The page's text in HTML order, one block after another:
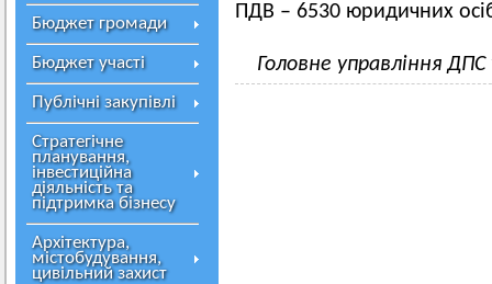
Бюджет громади
Бюджет участі
Публічні закупівлі
Стратегічне
планування,
інвестиційна
діяльність та
підтримка бізнесу
Архітектура,
містобудування,
цивільний захист
ПДВ – 6530 юридичних
Головне управління